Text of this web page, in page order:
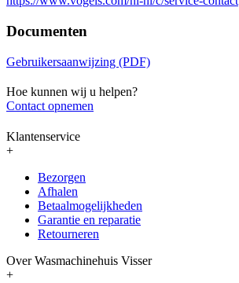
Documenten
Gebruikersaanwijzing (PDF)
Hoe kunnen wij u helpen?
Contact opnemen
Klantenservice
+
Bezorgen
Afhalen
Betaalmogelijkheden
Garantie en reparatie
Retourneren
Over Wasmachinehuis Visser
+